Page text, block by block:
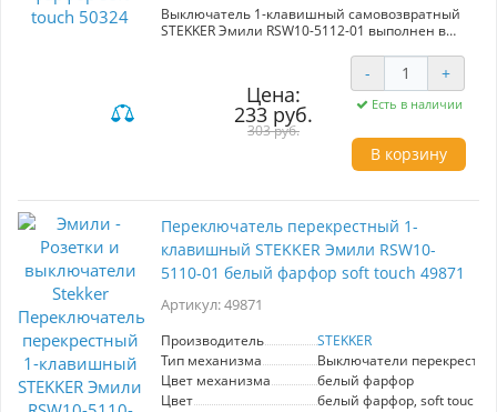
Выключатель 1-клавишный самовозвратный
STEKKER Эмили RSW10-5112-01 выполнен в
матовой текстурой soft touch. Этот продукт
сочетает в себе современный дизайн и
функциональность, что делает его идеальным
выбором для любого интерьера.
Самовозвратная функция обеспечивает
легкое и удобное управление освещением, а
качественные материалы гарантируют
выключателя проста и быстра, что позволяет
— это гарантия стиля и комфорта в вашем
доме.
Цена:
233 руб.
303 руб.
- +
Есть в наличии
В корзину
Переключатель перекрестный 1-
клавишный STEKKER Эмили RSW10-
5110-01 белый фарфор soft touch 49871
Артикул: 49871
Производитель
STEKKER
Тип механизма
Выключатели
Цвет механизма
белый фарфор
Цвет
белый фарфор, soft touch